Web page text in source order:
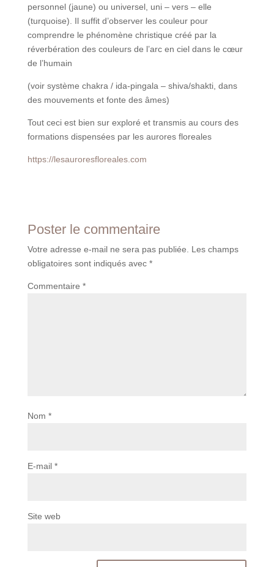
personnel (jaune) ou universel, uni – vers – elle
(turquoise). Il suffit d’observer les couleur pour
comprendre le phénomène christique créé par la
réverbération des couleurs de l’arc en ciel dans le cœur
de l’humain
(voir système chakra / ida-pingala – shiva/shakti, dans
des mouvements et fonte des âmes)
Tout ceci est bien sur exploré et transmis au cours des
formations dispensées par les aurores floreales
https://lesauroresfloreales.com
Poster le commentaire
Votre adresse e-mail ne sera pas publiée.
Les champs
obligatoires sont indiqués avec *
Commentaire *
Nom *
E-mail *
Site web